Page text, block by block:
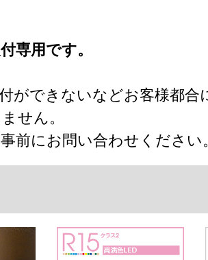
専用です。
ができないなどお客様都合
せん。
前にお問い合わせください